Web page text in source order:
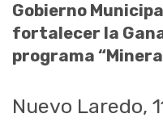
Gobierno
fortalecer la
programa
Nuevo Laredo,